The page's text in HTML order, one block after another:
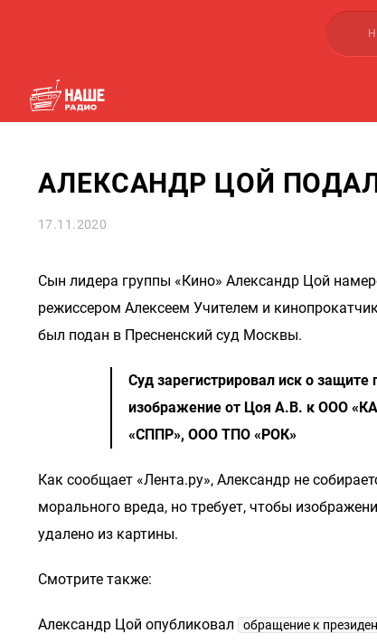
АЛЕКСАНДР ЦОЙ
17.11.2020
Сын лидера группы «Кино» Александр Цой
режиссером Алексеем Учителем и
был подан в Пресненский суд Москвы.
Суд зарегистрировал иск о
изображение от Цоя А.В. к ООО
«СППР», ООО ТПО «РОК»
Как сообщает «Лента.ру», Александр не
морального вреда, но требует, чтобы
удалено из картины.
Смотрите также:
Александр Цой опубликовал обращение к